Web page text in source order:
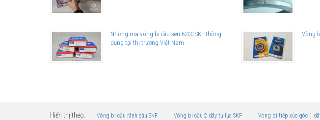
Những mã vòng bi cầu seri 6200 SKF thông
dụng tại thị trường Việt Nam
Vòng
Hiển thị theo: Vòng bi cầu rãnh sâu SKF Vòng bi cầu 2 dãy tự lựa SKF Vòng bi tiếp xúc góc 1